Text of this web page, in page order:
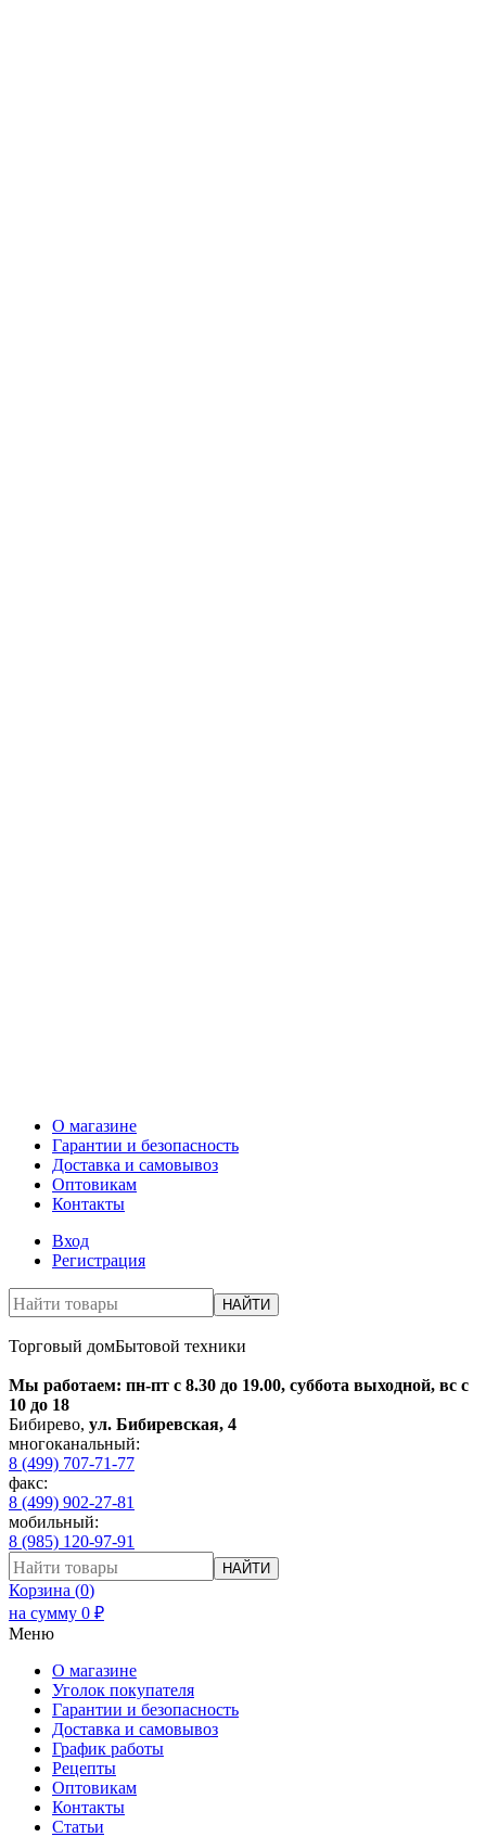
О магазине
Гарантии и безопасность
Доставка и самовывоз
Оптовикам
Контакты
Вход
Регистрация
НАЙТИ
Торговый домБытовой техники
Мы работаем: пн-пт с 8.30 до 19.00, суббота выходной, вс с
10 до 18
Бибирево, ул. Бибиревская, 4
многоканальный:
8 (499) 707-71-77
факс:
8 (499) 902-27-81
мобильный:
8 (985) 120-97-91
НАЙТИ
Корзина (0)
на сумму 0 ₽
Меню
О магазине
Уголок покупателя
Гарантии и безопасность
Доставка и самовывоз
График работы
Рецепты
Оптовикам
Контакты
Статьи